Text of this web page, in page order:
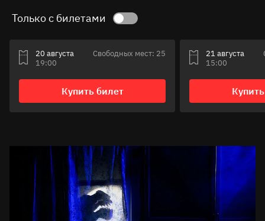
Только с билетами
20 августа
19:00
Свободных мест: 25
Купить билет
21 августа
15:00